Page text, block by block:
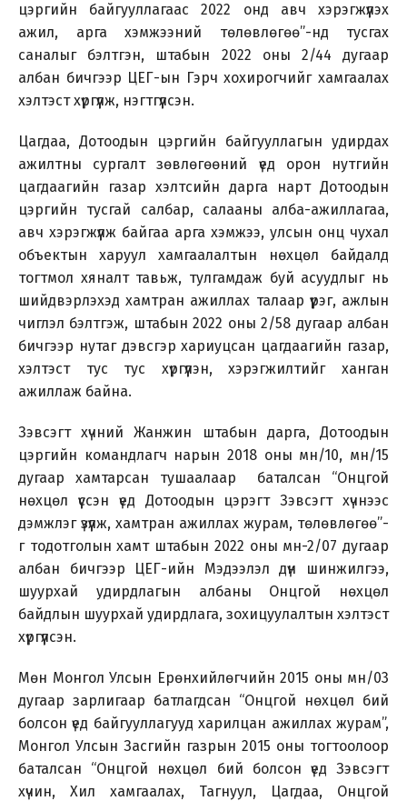
цэргийн байгууллагаас 2022 онд авч хэрэгжүүлэх
ажил, арга хэмжээний төлөвлөгөө”-нд тусгах
саналыг бэлтгэн, штабын 2022 оны 2/44 дугаар
албан бичгээр ЦЕГ-ын Гэрч хохирогчийг хамгаалах
хэлтэст хүргүүлж, нэгтгүүлсэн.
Цагдаа, Дотоодын цэргийн байгууллагын удирдах
ажилтны сургалт зөвлөгөөний үед орон нутгийн
цагдаагийн газар хэлтсийн дарга нарт Дотоодын
цэргийн тусгай салбар, салааны алба-ажиллагаа,
авч хэрэгжүүлж байгаа арга хэмжээ, улсын онц чухал
объектын харуул хамгаалалтын нөхцөл байдалд
тогтмол хяналт тавьж, тулгамдаж буй асуудлыг нь
шийдвэрлэхэд хамтран ажиллах талаар үүрэг, ажлын
чиглэл бэлтгэж, штабын 2022 оны 2/58 дугаар албан
бичгээр нутаг дэвсгэр хариуцсан цагдаагийн газар,
хэлтэст тус тус хүргүүлэн, хэрэгжилтийг ханган
ажиллаж байна.
Зэвсэгт хүчний Жанжин штабын дарга, Дотоодын
цэргийн командлагч нарын 2018 оны мн/10, мн/15
дугаар хамтарсан тушаалаар баталсан “Онцгой
нөхцөл үүссэн үед Дотоодын цэрэгт Зэвсэгт хүчнээс
дэмжлэг үзүүлж, хамтран ажиллах журам, төлөвлөгөө”-
г тодотголын хамт штабын 2022 оны мн-2/07 дугаар
албан бичгээр ЦЕГ-ийн Мэдээлэл дүн шинжилгээ,
шуурхай удирдлагын албаны Онцгой нөхцөл
байдлын шуурхай удирдлага, зохицуулалтын хэлтэст
хүргүүлсэн.
Мөн Монгол Улсын Ерөнхийлөгчийн 2015 оны мн/03
дугаар зарлигаар батлагдсан “Онцгой нөхцөл бий
болсон үед байгууллагууд харилцан ажиллах журам”,
Монгол Улсын Засгийн газрын 2015 оны тогтоолоор
баталсан “Онцгой нөхцөл бий болсон үед Зэвсэгт
хүчин, Хил хамгаалах, Тагнуул, Цагдаа, Онцгой